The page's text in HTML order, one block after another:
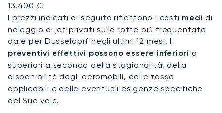
primo broker europeo di jet privati a ricevere la
certificazione Argus®, a testimonianza di rigorosi
standard di sicurezza e servizio. A Düsseldorf,
questa competenza assicura arrivi discreti
durante i periodi di punta, dalle fiere
internazionali alle esposizioni di moda, con un
coordinamento preciso degli slot e transfer su
misura sia per i viaggiatori d'affari che per quelli di
piacere.
13.400 €.
I prezzi indicati di seguito riflettono i costi medi di
noleggio di jet privati sulle rotte più frequentate
da e per Düsseldorf negli ultimi 12 mesi. I
preventivi effettivi possono essere inferiori o
superiori a seconda della stagionalità, della
disponibilità degli aeromobili, delle tasse
applicabili e delle eventuali esigenze specifiche
del Suo volo.